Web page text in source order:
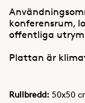
konferensrum,
offentliga
Plattan är
Rullbredd: 50x50